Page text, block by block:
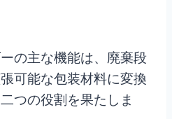
の主な機能は、廃棄段
可能な包装材料に変換
つの役割を果たしま